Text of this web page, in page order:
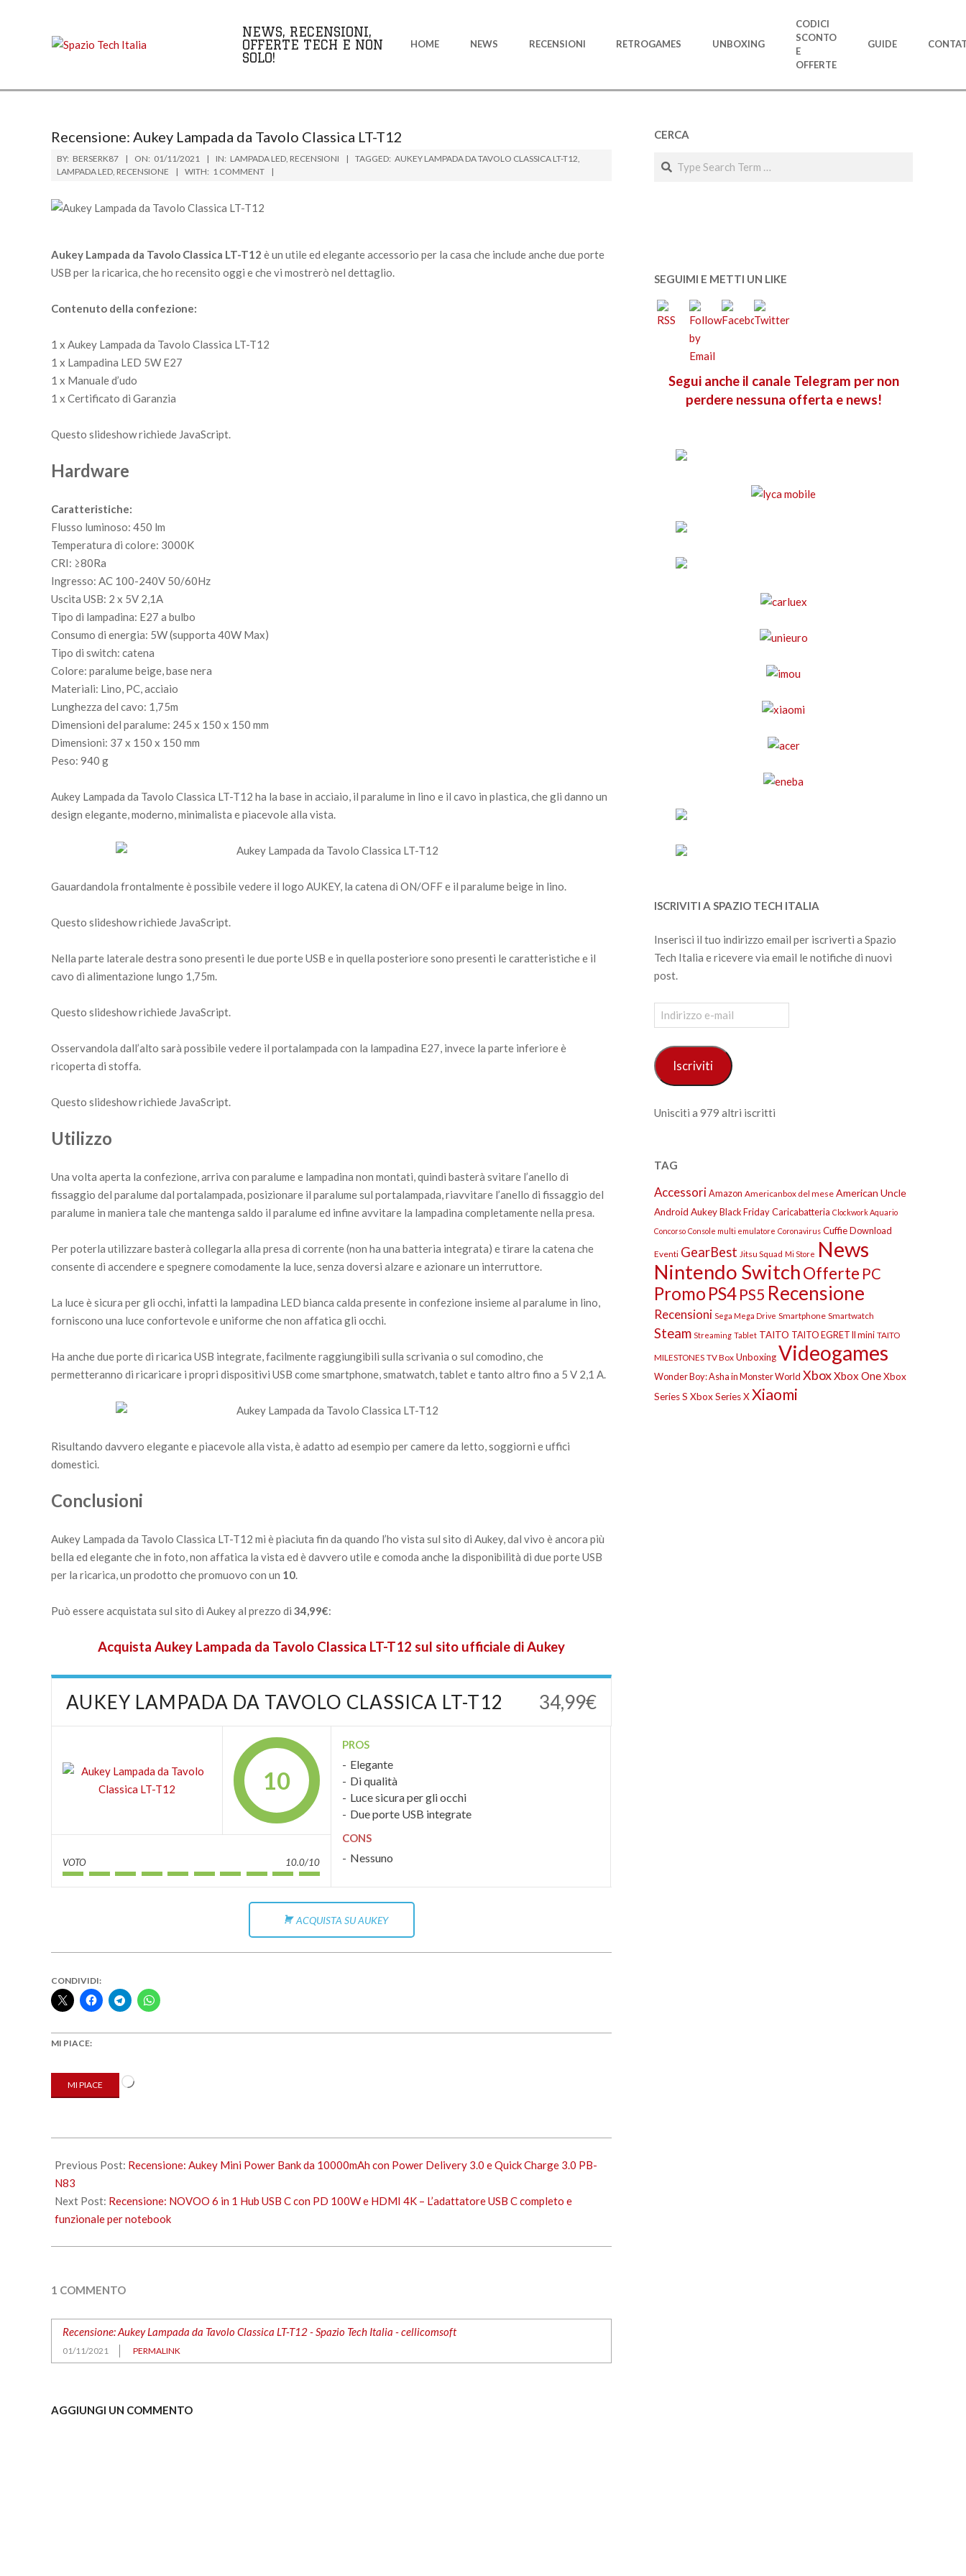
NEWS, RECENSIONI,
OFFERTE TECH E NON
SOLO!
Menu
HOME NEWS RECENSIONI RETROGAMES UNBOXING
CODICI
SCONTO
E
OFFERTE
GUIDE
Recensione: Aukey Lampada da Tavolo Classica LT-T12
BY: BERSERK87 ON: 01/11/2021 IN: LAMPADA LED, RECENSIONI TAGGED: AUKEY LAMPADA DA TAVOLO CLASSICA LT-T12,
LAMPADA LED, RECENSIONE WITH: 1 COMMENT
Aukey Lampada da Tavolo Classica LT-T12 è un utile ed elegante accessorio per la casa che include anche due porte
USB per la ricarica, che ho recensito oggi e che vi mostrerò nel dettaglio.
Contenuto della confezione:
1 x Aukey Lampada da Tavolo Classica LT-T12
1 x Lampadina LED 5W E27
1 x Manuale d’udo
1 x Certificato di Garanzia
Questo slideshow richiede JavaScript.
Hardware
Caratteristiche:
Flusso luminoso: 450 lm
Temperatura di colore: 3000K
CRI: ≥80Ra
Ingresso: AC 100-240V 50/60Hz
Uscita USB: 2 x 5V 2,1A
Tipo di lampadina: E27 a bulbo
Consumo di energia: 5W (supporta 40W Max)
Tipo di switch: catena
Colore: paralume beige, base nera
Materiali: Lino, PC, acciaio
Lunghezza del cavo: 1,75m
Dimensioni del paralume: 245 x 150 x 150 mm
Dimensioni: 37 x 150 x 150 mm
Peso: 940 g
Aukey Lampada da Tavolo Classica LT-T12 ha la base in acciaio, il paralume in lino e il cavo in plastica, che gli danno un
design elegante, moderno, minimalista e piacevole alla vista.
Gauardandola frontalmente è possibile vedere il logo AUKEY, la catena di ON/OFF e il paralume beige in lino.
Questo slideshow richiede JavaScript.
Nella parte laterale destra sono presenti le due porte USB e in quella posteriore sono presenti le caratteristiche e il
cavo di alimentazione lungo 1,75m.
Questo slideshow richiede JavaScript.
Osservandola dall’alto sarà possibile vedere il portalampada con la lampadina E27, invece la parte inferiore è
ricoperta di stoffa.
Questo slideshow richiede JavaScript.
Utilizzo
Una volta aperta la confezione, arriva con paralume e lampadina non montati, quindi basterà svitare l’anello di
fissaggio del paralume dal portalampada, posizionare il paralume sul portalampada, riavvitare l’anello di fissaggio del
paralume in maniera tale che mantenga saldo il paralume ed infine avvitare la lampadina completamente nella presa.
Per poterla utilizzare basterà collegarla alla presa di corrente (non ha una batteria integrata) e tirare la catena che
consente di accendere e spegnere comodamente la luce, senza doversi alzare e azionare un interruttore.
La luce è sicura per gli occhi, infatti la lampadina LED bianca calda presente in confezione insieme al paralume in lino,
forniscono una luce confortevole e uniforme che non affatica gli occhi.
Ha anche due porte di ricarica USB integrate, facilmente raggiungibili sulla scrivania o sul comodino, che
permetteranno di ricaricare i propri dispositivi USB come smartphone, smatwatch, tablet e tanto altro fino a 5 V 2,1 A.
Risultando davvero elegante e piacevole alla vista, è adatto ad esempio per camere da letto, soggiorni e uffici
domestici.
Conclusioni
Aukey Lampada da Tavolo Classica LT-T12 mi è piaciuta fin da quando l’ho vista sul sito di Aukey, dal vivo è ancora più
bella ed elegante che in foto, non affatica la vista ed è davvero utile e comoda anche la disponibilità di due porte USB
per la ricarica, un prodotto che promuovo con un 10.
Può essere acquistata sul sito di Aukey al prezzo di 34,99€:
Acquista Aukey Lampada da Tavolo Classica LT-T12 sul sito ufficiale di Aukey
AUKEY LAMPADA DA TAVOLO CLASSICA LT-T12 34,99€
10
VOTO 10.0/10
PROS
Elegante
Di qualità
Luce sicura per gli occhi
Due porte USB integrate
CONS
Nessuno
ACQUISTA SU AUKEY
CONDIVIDI:
MI PIACE:
MI PIACE
Caricamento
11-
01
Previous Post: Recensione: Aukey Mini Power Bank da 10000mAh con Power Delivery 3.0 e Quick Charge 3.0 PB-
N83
Next Post: Recensione: NOVOO 6 in 1 Hub USB C con PD 100W e HDMI 4K – L’adattatore USB C completo e
funzionale per notebook
1 COMMENTO
Recensione: Aukey Lampada da Tavolo Classica LT-T12 - Spazio Tech Italia - cellicomsoft
01/11/2021 PERMALINK
AGGIUNGI UN COMMENTO
CERCA
Search
SEGUIMI E METTI UN LIKE
Segui anche il canale Telegram per non
perdere nessuna offerta e news!
ISCRIVITI A SPAZIO TECH ITALIA
Inserisci il tuo indirizzo email per iscriverti a Spazio
Tech Italia e ricevere via email le notifiche di nuovi
post.
Indirizzo
e-
Iscriviti
Unisciti a 979 altri iscritti
TAG
AccessoriAmazon Americanbox del mese American Uncle
Android AukeyBlack FridayCaricabatteria Clockwork Aquario
Concorso Console multi emulatore Coronavirus CuffieDownload
Eventi GearBest Jitsu Squad Mi Store News
Nintendo SwitchOfferte PC
Promo PS4PS5 Recensione
Recensioni Sega Mega Drive Smartphone Smartwatch
Steam Streaming Tablet TAITO TAITO EGRET II mini TAITO
MILESTONES TV Box UnboxingVideogames
Wonder Boy: Asha in Monster World XboxXbox OneXbox
Series S Xbox Series XXiaomi